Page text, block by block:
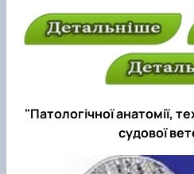
"Патологічної анатомії,
судової